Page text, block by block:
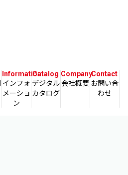
Information
インフォ
メーショ
ン
Catalog
デジタル
カタログ
Company
会社概要
Contact
お問い合
わせ